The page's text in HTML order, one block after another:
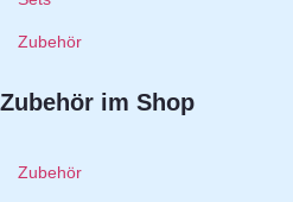
Zubehör
Zubehör im Shop
Zubehör